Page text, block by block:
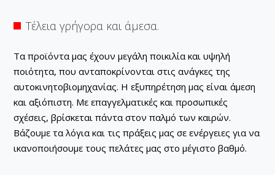
Τέλεια γρήγορα και άμεσα.
Τα προϊόντα μας έχουν μεγάλη ποικιλία και υψηλή
ποιότητα, που ανταποκρίνονται στις ανάγκες της
αυτοκινητοβιομηχανίας. Η εξυπηρέτηση μας είναι άμεση
και αξιόπιστη. Με επαγγελματικές και προσωπικές
σχέσεις, βρίσκεται πάντα στον παλμό των καιρών.
Βάζουμε τα λόγια και τις πράξεις μας σε ενέργειες για να
ικανοποιήσουμε τους πελάτες μας στο μέγιστο βαθμό.